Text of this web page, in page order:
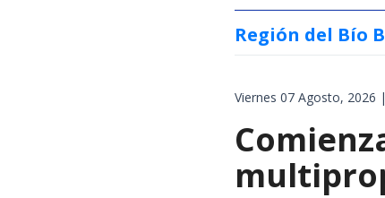
Región del Bío
Viernes 07 Agosto, 2026